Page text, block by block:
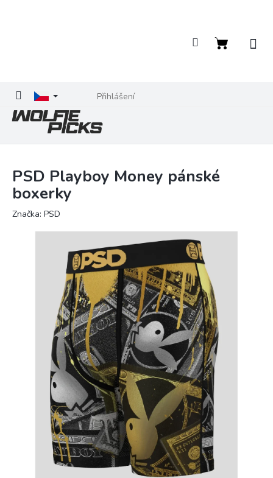
Přihlášení
Nákupní
PSD Playboy Money pánské
boxerky
Značka: PSD